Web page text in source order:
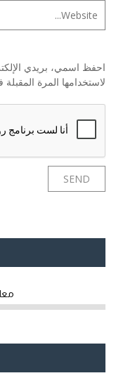
احفظ اسمي، بريدي
لاستخدامها المرة